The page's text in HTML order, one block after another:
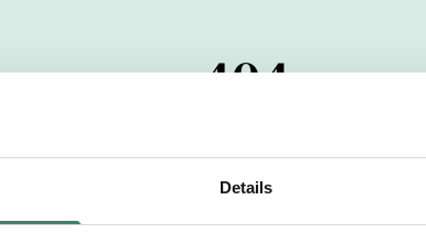
Details
404
har passerats. Vi uppskattar
dig med mer information om våra